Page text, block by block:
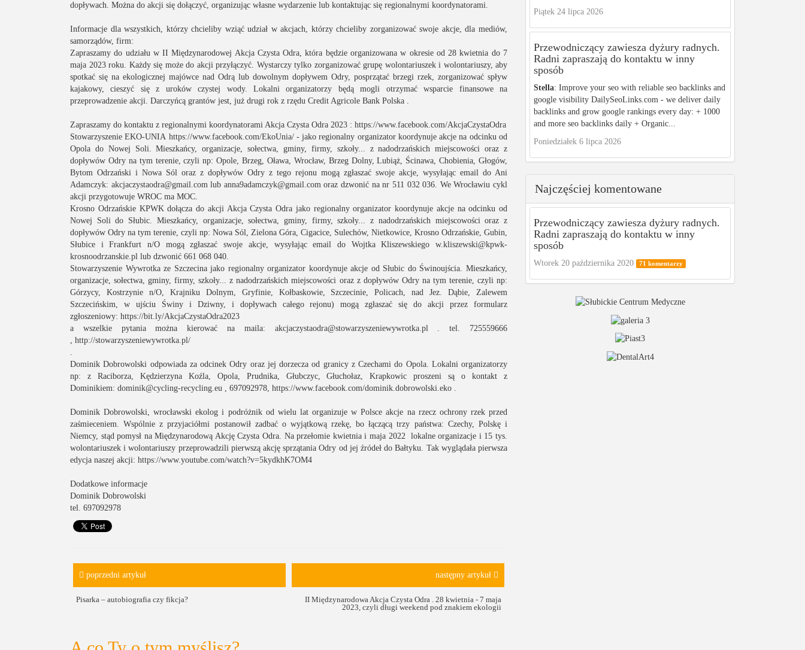
dopływach. Można do akcji się dołączyć, organizując własne wydarzenie lub kontaktując się regionalnymi koordynatorami.
Informacje dla wszystkich, którzy chcieliby wziąć udział w akcjach, którzy chcieliby zorganizować swoje akcje, dla mediów,
samorządów, firm:
Zapraszamy do udziału w II Międzynarodowej Akcja Czysta Odra, która będzie organizowana w okresie od 28 kwietnia do 7
maja 2023 roku. Każdy się może do akcji przyłączyć. Wystarczy tylko zorganizować grupę wolontariuszek i wolontariuszy, aby
spotkać się na ekologicznej majówce nad Odrą lub dowolnym dopływem Odry, posprzątać brzegi rzek, zorganizować spływ
kajakowy, cieszyć się z uroków czystej wody. Lokalni organizatorzy będą mogli otrzymać wsparcie finansowe na
przeprowadzenie akcji. Darczyńcą grantów jest, już drugi rok z rzędu Credit Agricole Bank Polska .
Zapraszamy do kontaktu z regionalnymi koordynatorami Akcja Czysta Odra 2023 : https://www.facebook.com/AkcjaCzystaOdra
Stowarzyszenie EKO-UNIA https://www.facebook.com/EkoUnia/- jako regionalny organizator koordynuje akcje na odcinku od
Opola do Nowej Soli. Mieszkańcy, organizacje, sołectwa, gminy, firmy, szkoły... z nadodrzańskich miejscowości oraz z
dopływów Odry na tym terenie, czyli np: Opole, Brzeg, Oława, Wrocław, Brzeg Dolny, Lubiąż, Ścinawa, Chobienia, Głogów,
Bytom Odrzański i Nowa Sól oraz z dopływów Odry z tego rejonu mogą zgłaszać swoje akcje, wysyłając email do Ani
Adamczyk: akcjaczystaodra@gmail.comlub anna9adamczyk@gmail.comoraz dzwonić na nr 511 032 036. We Wrocławiu cykl
akcji przygotowuje WROC ma MOC.
Krosno Odrzańskie KPWK dołącza do akcji Akcja Czysta Odra jako regionalny organizator koordynuje akcje na odcinku od
Nowej Soli do Słubic. Mieszkańcy, organizacje, sołectwa, gminy, firmy, szkoły... z nadodrzańskich miejscowości oraz z
dopływów Odry na tym terenie, czyli np: Nowa Sól, Zielona Góra, Cigacice, Sulechów, Nietkowice, Krosno Odrzańskie, Gubin,
Słubice i Frankfurt n/O mogą zgłaszać swoje akcje, wysyłając email do Wojtka Kliszewskiego w.kliszewski@kpwk-
krosnoodrzanskie.pl lub dzwonić 661 068 040.
Stowarzyszenie Wywrotka ze Szczecina jako regionalny organizator koordynuje akcje od Słubic do Świnoujścia. Mieszkańcy,
organizacje, sołectwa, gminy, firmy, szkoły... z nadodrzańskich miejscowości oraz z dopływów Odry na tym terenie, czyli np:
Górzycy, Kostrzynie n/O, Krajniku Dolnym, Gryfinie, Kołbaskowie, Szczecinie, Policach, nad Jez. Dąbie, Zalewem
Szczecińskim, w ujściu Świny i Dziwny, i dopływach całego rejonu) mogą zgłaszać się do akcji przez formularz
zgłoszeniowy: https://bit.ly/AkcjaCzystaOdra2023
a wszelkie pytania można kierować na maila: akcjaczystaodra@stowarzyszeniewywrotka.pl. tel. 725559666
, http://stowarzyszeniewywrotka.pl/
.
Dominik Dobrowolski odpowiada za odcinek Odry oraz jej dorzecza od granicy z Czechami do Opola. Lokalni organizatorzy
np: z Raciborza, Kędzierzyna Koźla, Opola, Prudnika, Głubczyc, Głuchołaz, Krapkowic proszeni są o kontakt z
Dominikiem: dominik@cycling-recycling.eu , 697092978, https://www.facebook.com/dominik.dobrowolski.eko .
Dominik Dobrowolski, wrocławski ekolog i podróżnik od wielu lat organizuje w Polsce akcje na rzecz ochrony rzek przed
zaśmieceniem. Wspólnie z przyjaciółmi postanowił zadbać o wyjątkową rzekę, bo łączącą trzy państwa: Czechy, Polskę i
Niemcy, stąd pomysł na Międzynarodową Akcję Czysta Odra. Na przełomie kwietnia i maja 2022 lokalne organizacje i 15 tys.
wolontariuszek i wolontariuszy przeprowadzili pierwszą akcję sprzątania Odry od jej źródeł do Bałtyku. Tak wyglądała pierwsza
edycja naszej akcji: https://www.youtube.com/watch?v=5kydkhK7OM4
Dodatkowe informacje
Dominik Dobrowolski
tel. 697092978
poprzedni artykuł
Pisarka – autobiografia czy fikcja?
następny artykuł
II Międzynarodowa Akcja Czysta Odra . 28 kwietnia - 7 maja
2023, czyli długi weekend pod znakiem ekologii
Piątek 24 lipca 2026
Przewodniczący zawiesza dyżury radnych.
Radni zapraszają do kontaktu w inny
sposób
Stella: Improve your seo with reliable seo backlinks and
google visibility DailySeoLinks.com - we deliver daily
backlinks and grow google rankings every day: + 1000
and more seo backlinks daily + Organic...
Poniedziałek 6 lipca 2026
Najczęściej komentowane
Przewodniczący zawiesza dyżury radnych.
Radni zapraszają do kontaktu w inny
sposób
Wtorek 20 października 2020 71 komentarzy